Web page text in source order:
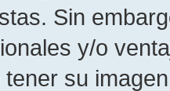
Sin
y/o
su